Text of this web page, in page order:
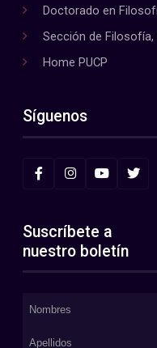
Doctorado en
Sección de
Home PUCP
Síguenos
Suscríbete a
nuestro boletín